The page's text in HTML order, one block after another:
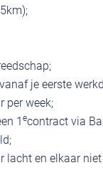
je eerste
per week;
1 econtract via
lacht en elkaar